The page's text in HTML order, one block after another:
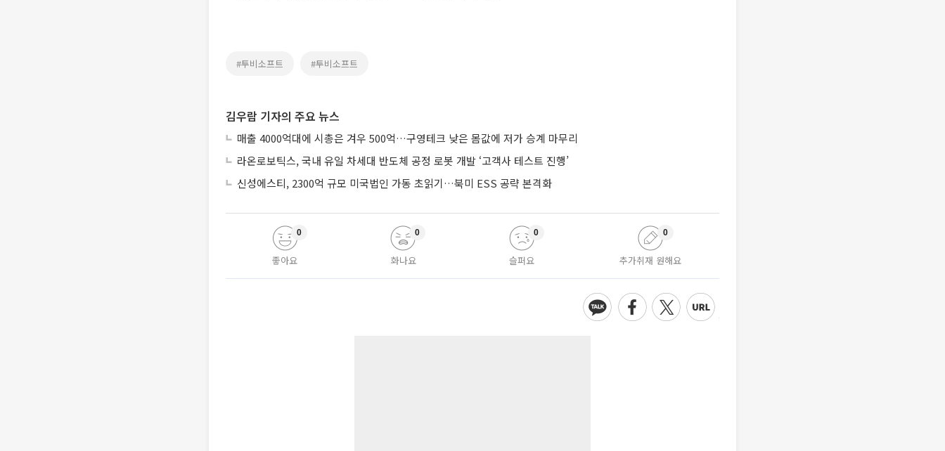
#투비소프트 #투비소프트
김우람 기자의 주요 뉴스
매출 4000억대에 시총은 겨우 500억…구영테크 낮은 몸값에 저가 승계 마무리
라온로보틱스, 국내 유일 차세대 반도체 공정 로봇 개발 ‘고객사 테스트 진행’
신성에스티, 2300억 규모 미국법인 가동 초읽기…북미 ESS 공략 본격화
좋아요
0
화나요
0
슬퍼요
0
추가취재 원해요
0